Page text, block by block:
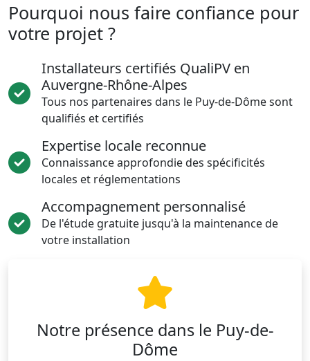
Pourquoi nous faire confiance pour
votre projet ?
Installateurs certifiés QualiPV en
Auvergne-Rhône-Alpes
Tous nos partenaires dans le Puy-de-Dôme sont
qualifiés et certifiés
Expertise locale reconnue
Connaissance approfondie des spécificités
locales et réglementations
Accompagnement personnalisé
De l'étude gratuite jusqu'à la maintenance de
votre installation
Notre présence dans le Puy-de-
Dôme